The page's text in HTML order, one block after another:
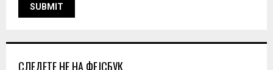
СЛЕДЕТЕ НЕ НА ФЕЈСБУК